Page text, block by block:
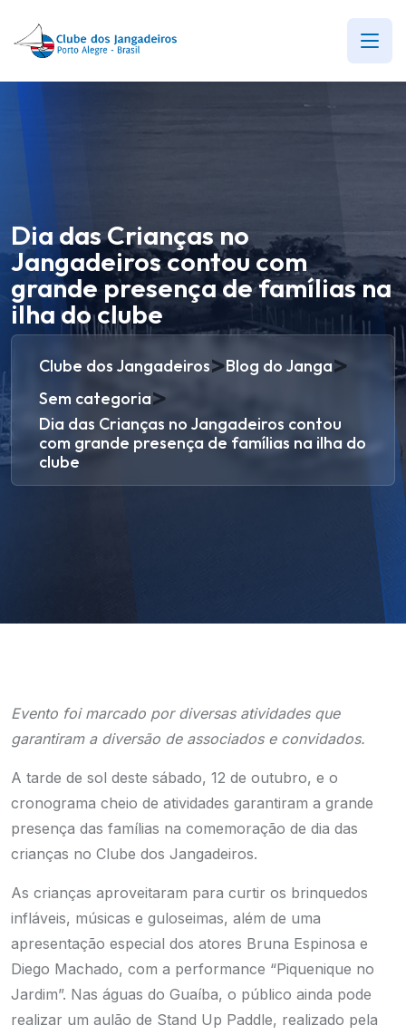
Dia das Crianças no
Jangadeiros contou com
grande presença de famílias na
ilha do clube
Clube dos Jangadeiros>Blog do Janga>
Sem categoria>
Dia das Crianças no Jangadeiros contou
com grande presença de famílias na ilha do
clube
Evento foi marcado por diversas atividades que
garantiram a diversão de associados e convidados.
A tarde de sol deste sábado, 12 de outubro, e o
cronograma cheio de atividades garantiram a grande
presença das famílias na comemoração de dia das
crianças no Clube dos Jangadeiros.
As crianças aproveitaram para curtir os brinquedos
infláveis, músicas e guloseimas, além de uma
apresentação especial dos atores Bruna Espinosa e
Diego Machado, com a performance “Piquenique no
Jardim”. Nas águas do Guaíba, o público ainda pode
realizar um aulão de Stand Up Paddle, realizado pela